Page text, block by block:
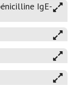
IgE-